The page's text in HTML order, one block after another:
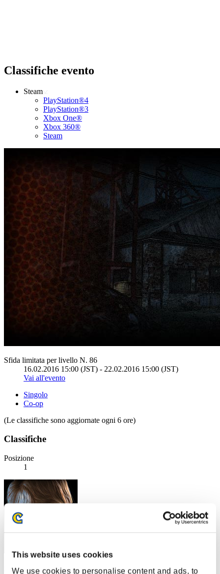
This website uses cookies
We use cookies to personalise content and ads, to
Classifiche evento
Steam
PlayStation®4
PlayStation®3
Xbox One®
Xbox 360®
Steam
Sfida limitata per livello N. 86
16.02.2016 15:00 (JST) - 22.02.2016 15:00 (JST)
Vai all'evento
Singolo
Co-op
(Le classifiche sono aggiornate ogni 6 ore)
Classifiche
Posizione
1
Centurion